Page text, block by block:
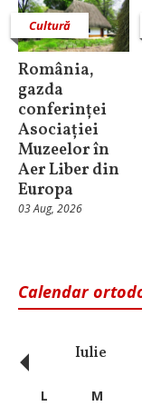
Cultură
România,
gazda
conferinței
Asociației
Muzeelor în
Aer Liber din
Europa
03 Aug, 2026
Calendar
Iulie
‹ L M